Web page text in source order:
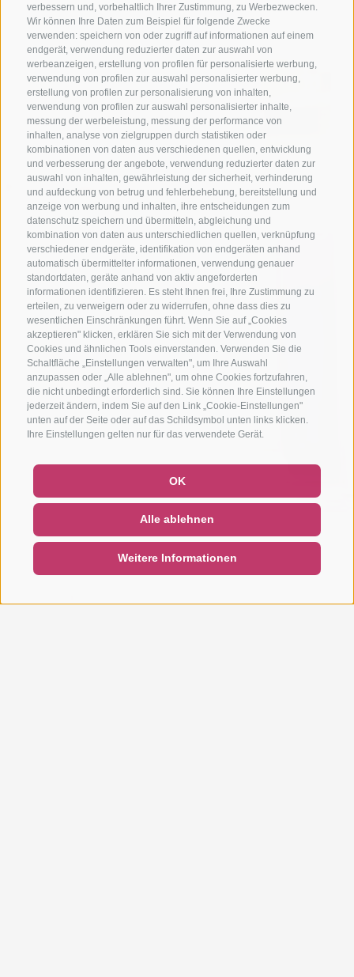
verbessern und, vorbehaltlich Ihrer Zustimmung, zu Werbezwecken.
Wir können Ihre Daten zum Beispiel für folgende Zwecke
verwenden: speichern von oder zugriff auf informationen auf einem
endgerät, verwendung reduzierter daten zur auswahl von
werbeanzeigen, erstellung von profilen für personalisierte werbung,
verwendung von profilen zur auswahl personalisierter werbung,
erstellung von profilen zur personalisierung von inhalten,
verwendung von profilen zur auswahl personalisierter inhalte,
messung der werbeleistung, messung der performance von
inhalten, analyse von zielgruppen durch statistiken oder
kombinationen von daten aus verschiedenen quellen, entwicklung
und verbesserung der angebote, verwendung reduzierter daten zur
auswahl von inhalten, gewährleistung der sicherheit, verhinderung
und aufdeckung von betrug und fehlerbehebung, bereitstellung und
anzeige von werbung und inhalten, ihre entscheidungen zum
datenschutz speichern und übermitteln, abgleichung und
kombination von daten aus unterschiedlichen quellen, verknüpfung
verschiedener endgeräte, identifikation von endgeräten anhand
automatisch übermittelter informationen, verwendung genauer
standortdaten, geräte anhand von aktiv angeforderten
informationen identifizieren. Es steht Ihnen frei, Ihre Zustimmung zu
erteilen, zu verweigern oder zu widerrufen, ohne dass dies zu
wesentlichen Einschränkungen führt. Wenn Sie auf „Cookies
akzeptieren" klicken, erklären Sie sich mit der Verwendung von
Cookies und ähnlichen Tools einverstanden. Verwenden Sie die
Schaltfläche „Einstellungen verwalten", um Ihre Auswahl
anzupassen oder „Alle ablehnen", um ohne Cookies fortzufahren,
die nicht unbedingt erforderlich sind. Sie können Ihre Einstellungen
jederzeit ändern, indem Sie auf den Link „Cookie-Einstellungen"
unten auf der Seite oder auf das Schildsymbol unten links klicken.
Ihre Einstellungen gelten nur für das verwendete Gerät.
OK
Alle ablehnen
Weitere Informationen
18 x Wohnfühlen in
den #Apartments
APARTMENTS ANSEHEN